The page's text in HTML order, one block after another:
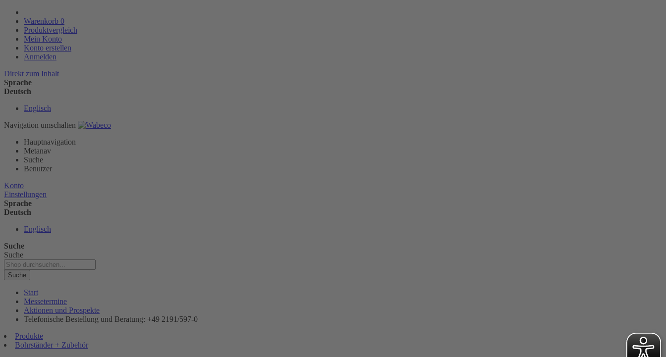
Warenkorb 0
Produktvergleich
Mein Konto
Konto erstellen
Anmelden
Direkt zum Inhalt
Sprache
Deutsch
Englisch
Navigation umschalten
Hauptnavigation
Metanav
Suche
Benutzer
Konto
Einstellungen
Sprache
Deutsch
Englisch
Suche
Suche
Suche
Start
Messetermine
Aktionen und Prospekte
Telefonische Bestellung und Beratung: +49 2191/597-0
Produkte
Bohrständer + Zubehör